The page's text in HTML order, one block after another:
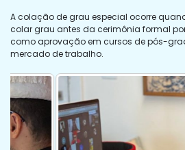
A colação de grau especial ocorre
colar grau antes da cerimônia formal
como aprovação em cursos de pós-
mercado de trabalho.